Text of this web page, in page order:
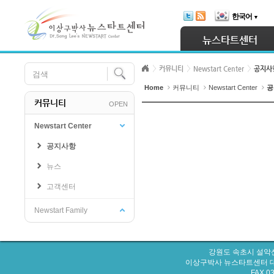
한국어 ▼
뉴스타트센터
커뮤니티 OPEN
Newstart Center
공지사항
뉴스
고객센터
Newstart Family
커뮤니티 Newstart Center 공지사
Home 커뮤니티 Newstart Center
강원도 속초시 설
이상구박사 뉴스타트센터